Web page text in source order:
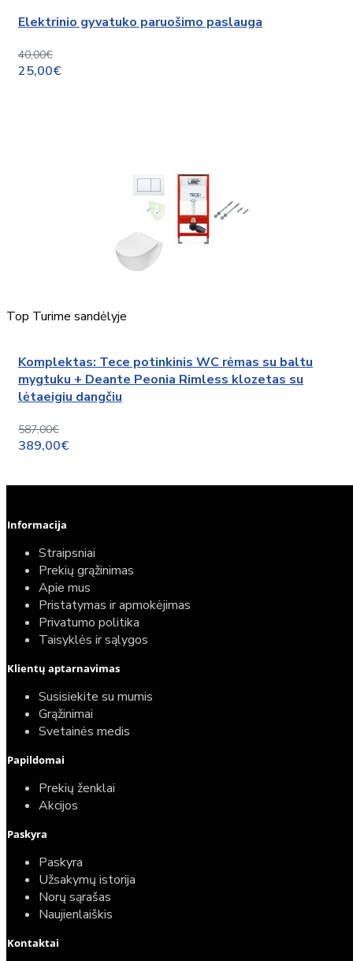
Elektrinio gyvatuko paruošimo paslauga
40,00€
25,00€
Top Turime sandėlyje
Komplektas: Tece potinkinis WC rėmas su baltu
mygtuku + Deante Peonia Rimless klozetas su
lėtaeigiu dangčiu
587,00€
389,00€
Informacija
Straipsniai
Prekių grąžinimas
Apie mus
Pristatymas ir apmokėjimas
Privatumo politika
Taisyklės ir sąlygos
Klientų aptarnavimas
Susisiekite su mumis
Grąžinimai
Svetainės medis
Papildomai
Prekių ženklai
Akcijos
Paskyra
Paskyra
Užsakymų istorija
Norų sąrašas
Naujienlaiškis
Kontaktai